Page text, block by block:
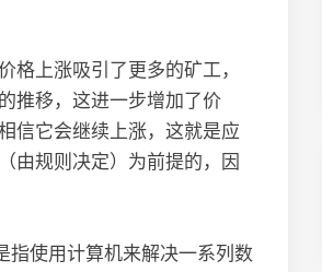
格上涨吸引了更多的矿工，
推移，这进一步增加了价
信它会继续上涨，这就是应
由规则决定）为前提的，因
指使用计算机来解决一系列数